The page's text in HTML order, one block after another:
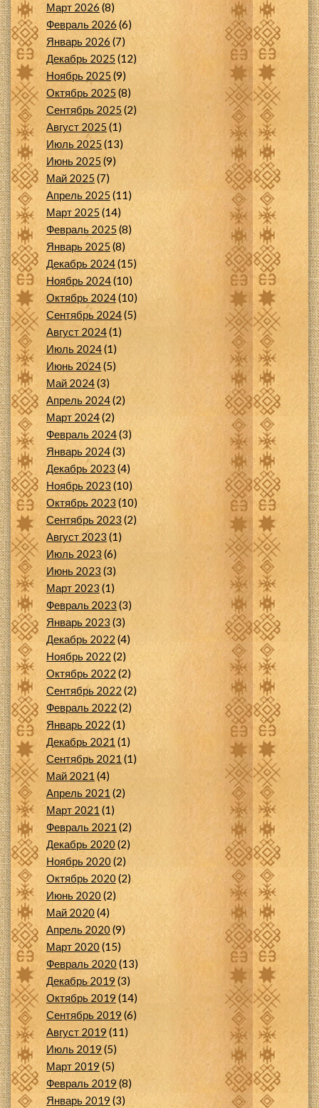
Март 2026 (8)
Февраль 2026 (6)
Январь 2026 (7)
Декабрь 2025 (12)
Ноябрь 2025(9)
Октябрь 2025 (8)
Сентябрь 2025 (2)
Август 2025 (1)
Июль 2025 (13)
Июнь 2025 (9)
Май 2025 (7)
Апрель 2025 (11)
Март 2025 (14)
Февраль 2025 (8)
Январь 2025 (8)
Декабрь 2024(15)
Ноябрь 2024(10)
Октябрь 2024(10)
Сентябрь 2024(5)
Август 2024(1)
Июль 2024(1)
Июнь 2024(5)
Май 2024(3)
Апрель 2024(2)
Март 2024(2)
Февраль 2024(3)
Январь 2024(3)
Декабрь 2023(4)
Ноябрь 2023 (10)
Октябрь 2023 (10)
Сентябрь 2023 (2)
Август 2023 (1)
Июль 2023 (6)
Июнь 2023 (3)
Март 2023 (1)
Февраль 2023 (3)
Январь 2023 (3)
Декабрь 2022 (4)
Ноябрь 2022 (2)
Октябрь 2022(2)
Сентябрь 2022 (2)
Февраль 2022 (2)
Январь 2022 (1)
Декабрь 2021 (1)
Сентябрь 2021 (1)
Май 2021 (4)
Апрель 2021 (2)
Март 2021 (1)
Февраль 2021 (2)
Декабрь 2020(2)
Ноябрь 2020(2)
Октябрь 2020 (2)
Июнь 2020 (2)
Май 2020(4)
Апрель 2020 (9)
Март 2020(15)
Февраль 2020 (13)
Декабрь 2019(3)
Октябрь 2019 (14)
Сентябрь 2019 (6)
Август 2019 (11)
Июль 2019 (5)
Март 2019 (5)
Февраль 2019 (8)
Январь 2019 (3)